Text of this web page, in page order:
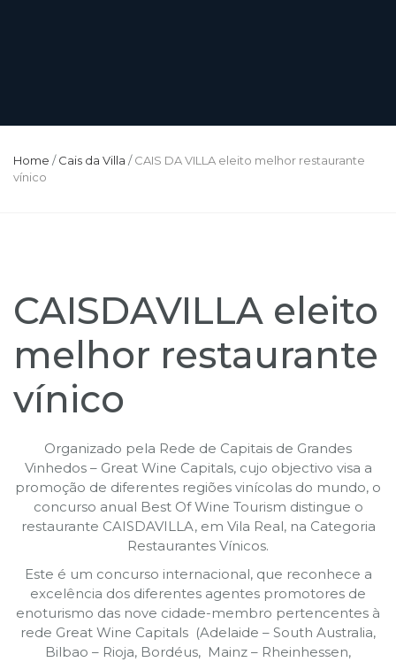
Home /Cais da Villa /CAIS DA VILLA eleito melhor restaurante
vínico
CAISDAVILLA eleito
melhor restaurante
vínico
Organizado pela Rede de Capitais de Grandes
Vinhedos – Great Wine Capitals, cujo objectivo visa a
promoção de diferentes regiões vinícolas do mundo, o
concurso anual Best Of Wine Tourism distingue o
restaurante CAISDAVILLA, em Vila Real, na Categoria
Restaurantes Vínicos.
Este é um concurso internacional, que reconhece a
excelência dos diferentes agentes promotores de
enoturismo das nove cidade-membro pertencentes à
rede Great Wine Capitals (Adelaide – South Australia,
Bilbao – Rioja, Bordéus, Mainz – Rheinhessen,